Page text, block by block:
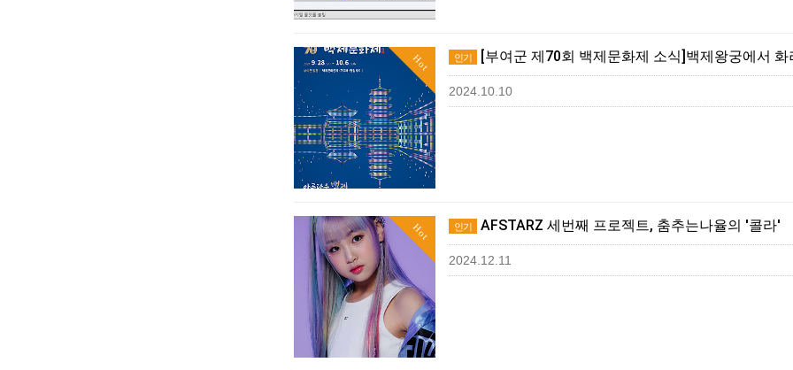
Hot 인기 [부여군 제70회 백제문화제 소식]백제왕궁에서
2024.10.10
Hot 인기 AFSTARZ 세번째 프로젝트, 춤추는나율의 '콜라'
2024.12.11